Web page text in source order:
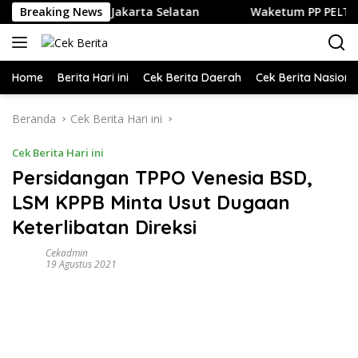
Langsung
ke
konten
Breaking News
Kuliner di Jakarta Selatan Waketum PP PELTI ,H.
Home Berita Hari ini Cek Berita Daerah Cek Berita
Beranda Cek Berita Hari ini
Cek Berita Hari ini
Persidangan TPPO Venesia BSD,
LSM KPPB Minta Usut Dugaan
Keterlibatan Direksi
Cekadmin
19 Agustus 2021